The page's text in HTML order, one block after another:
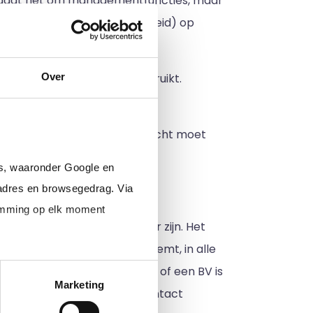
Over
waaronder Google en
en browsegedrag. Via
op elk moment
Marketing
(bijvoorbeeld bij de overheid) op
de term freelancer gebruikt.
werk met de handen verricht moet
aan jouw ondernemer zijn. Het
zzp'er of freelancer noemt, in alle
tussen een eenmanszaak of een BV is
met jouw accountant contact